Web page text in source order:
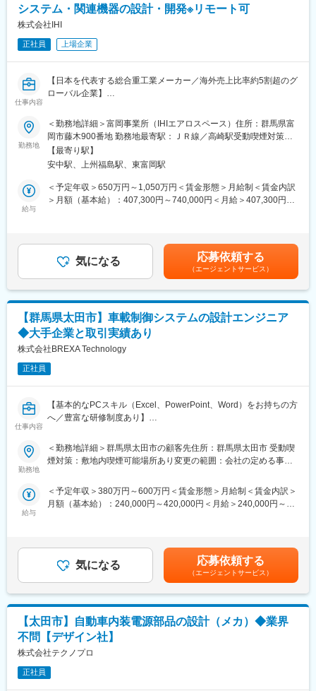
機器業界にも参入。あなたの可能性を広げ大きく羽ばたく舞台を
ご用意し、あなたの「“やりたい”に就ける」を実現します。
変更の範囲：会社の定める業務
社内関連部署・サプライヤーとの調整業務、図面・仕様書の作
成、報告書作成
■テクノプロ デザイン社について：
テクノプロ・デザイン社では7,500名を超えるエンジニアを中心に
ソリューションサービスを提供しています。
システム・関連機器の設計・開発※リモート可
株式会社IHI
正社員 上場企業
仕事内容
【日本を代表する総合重工業メーカー／海外売上比率約5割超のグ
ローバル企業】
■業務内容：
近年、宇宙産業は国主導から民間主導への移行が進んでおり、宇
宙市場のさらなる拡大が期待されます。こうした宇宙産業活動の
進展の中で、メタンを燃料とするロケットエンジン（メタンエン
ジン）が注目を集めており、いくつかの特性からメタンエンジン
は商業輸送や惑星探査において重要な役割を果たし、宇宙へのア
クセスをより経済的かつ持続可能にする技術として期待されてい
ポーネントにおける設計・開発業務を担当いただきます。設計か
ら打ち上げまでに携わることができるだけでなく、将来的には、
新型ロケット開発に伴う要素技術の開発やチーフエンジニアとし
■業務詳細
メタンエンジンの適用候補となる日本の主力ロケット（イプシロ
ン/H3後継機/Space Oneカイロスロケット）に関わる、ロケット
用推進系（加圧供給系システム）の設計・開発に関する以下の業
務をご担当いただきます。入社当初はカイロスロケットに関わる
プロジェクトへの参画を想定しており、OJTを通して業務を理解
いただき、将来的にはいずれかのロケットの主担当として、設計
から試験･打上げまで一連のプロジェクトに携わっていただきま
す。
・推進系システム、関連機器の設計解析・試験評価（推進系シス
テム・コンポーネントの基本設計～詳細設計・解析・燃焼試験
・タンクおよびロケット構造の設計解析・試験評価（構造設計、
開発試験計画等）
・お客様/パートナー企業との技術調整
※基本は富岡での業務を想定しておりますが、東京での勤務をメイ
計フェーズは週に1～2日、試作・試験や打ち上げなどのものづく
りのフェーズでは週に3～4日は富岡で勤務するような想定です
変更の範囲：会社の定める業務
勤務地
＜勤務地詳細＞富岡事業所（IHIエアロスペース）住所：群馬県富
岡市藤木900番地 勤務地最寄駅：ＪＲ線／高崎駅受動喫煙対策：
屋内喫煙可能場所あり変更の範囲：会社の定める事業所（リモー
トワーク含む）
【最寄り駅】
安中駅、上州福島駅、東富岡駅
給与
＜予定年収＞650万円～1,050万円＜賃金形態＞月給制＜賃金内訳
＞月額（基本給）：407,300円～740,000円＜月給＞407,300円～
年度）■残業代：別途支給致します。※管理職採用となった場合
は、監理・監督者のため残業代の支給はございません。賃金はあ
くまでも目安の金額であり、選考を通じて上下する可能性があり
ます。月給(月額)は固定手当を含めた表記です。
気になる 応募依頼する
（エージェントサービス）
【群馬県太田市】車載制御システムの設計エンジニア
◆大手企業と取引実績あり
株式会社BREXA Technology
正社員
仕事内容
【基本的なPCスキル（Excel、PowerPoint、Word）をお持ちの方
へ／豊富な研修制度あり】
■業務概要：
車に搭載されるさまざまな制御機能について、「どんな機能が必
■業務内容：
■具体的には：
◎車両に求められる機能や性能についての内容整理
・企画内容や要求事項の確認
・実現するための条件や制約の把握
◎機能を実現するためのシステム構成の検討
・どの制御機能をどの電子部品で担当させるかの検討
・全体構成の整理・見える化
◎各機能の役割分担やつながりの整理
・情報の流れや処理の考え方の整理
勤務地
＜勤務地詳細＞群馬県太田市の顧客先住所：群馬県太田市 受動喫
煙対策：敷地内喫煙可能場所あり変更の範囲：会社の定める事業
給与
＜予定年収＞380万円～600万円＜賃金形態＞月給制＜賃金内訳＞
月額（基本給）：240,000円～420,000円＜月給＞240,000円～
じて上下する可能性があります。月給(月額)は固定手当を含めた表
記です。気になる 応募依頼する
（エージェントサービス）
【太田市】自動車内装電源部品の設計（メカ）◆業界
不問【デザイン社】
株式会社テクノプロ
正社員